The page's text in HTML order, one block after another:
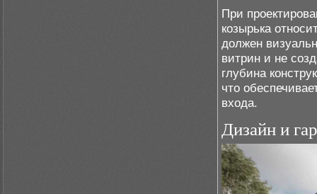
При
козырька
должен
витрин и не
глубина
что
входа.
Дизайн и